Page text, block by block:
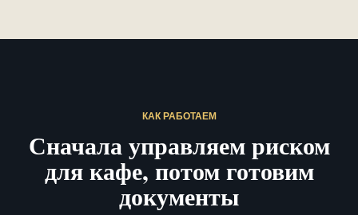
КАК РАБОТАЕМ
Сначала управляем риском
для кафе, потом готовим
документы